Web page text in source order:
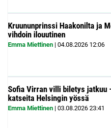
Kruununprinssi Haakonilta ja
vihdoin ilouutinen
Emma Miettinen | 04.08.2026 12:06
Sofia Virran villi biletys jatkuu
katseita Helsingin yössä
Emma Miettinen | 03.08.2026 23:41